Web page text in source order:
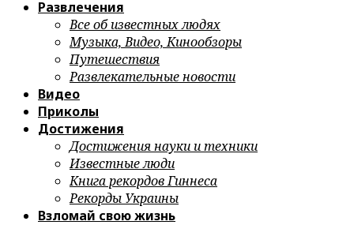
Развлечения
Все об известных людях
Музыка, Видео, Кинообзоры
Путешествия
Развлекательные новости
Видео
Приколы
Достижения
Достижения науки и техники
Известные люди
Книга рекордов Гиннеса
Рекорды Украины
Взломай свою жизнь